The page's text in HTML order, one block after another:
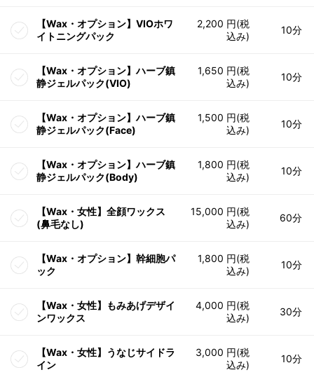
【Wax・オプション】VIOホワ
イトニングパック
2,200 円(税
込み)
10分
【Wax・オプション】ハーブ鎮
静ジェルパック(VIO)
1,650 円(税
込み)
10分
【Wax・オプション】ハーブ鎮
静ジェルパック(Face)
1,500 円(税
込み)
10分
【Wax・オプション】ハーブ鎮
静ジェルパック(Body)
1,800 円(税
込み)
10分
【Wax・女性】全顔ワックス
(鼻毛なし)
15,000 円(税
込み)
60分
【Wax・オプション】幹細胞パ
ック
1,800 円(税
込み)
10分
【Wax・女性】もみあげデザイ
ンワックス
4,000 円(税
込み)
30分
【Wax・女性】うなじサイドラ
イン
3,000 円(税
込み)
10分